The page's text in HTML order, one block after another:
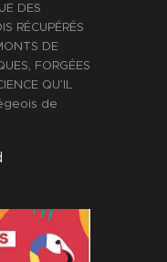
DES
RÉCUPÉRÉS
DE
FORGÉES
QU’IL
de